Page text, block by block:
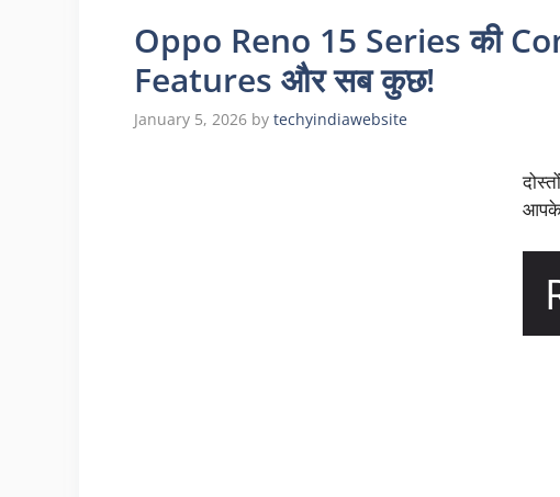
Oppo Reno 15 Series की
Features और सब कुछ!
January 5, 2026 by techyindiawebsite
आपके